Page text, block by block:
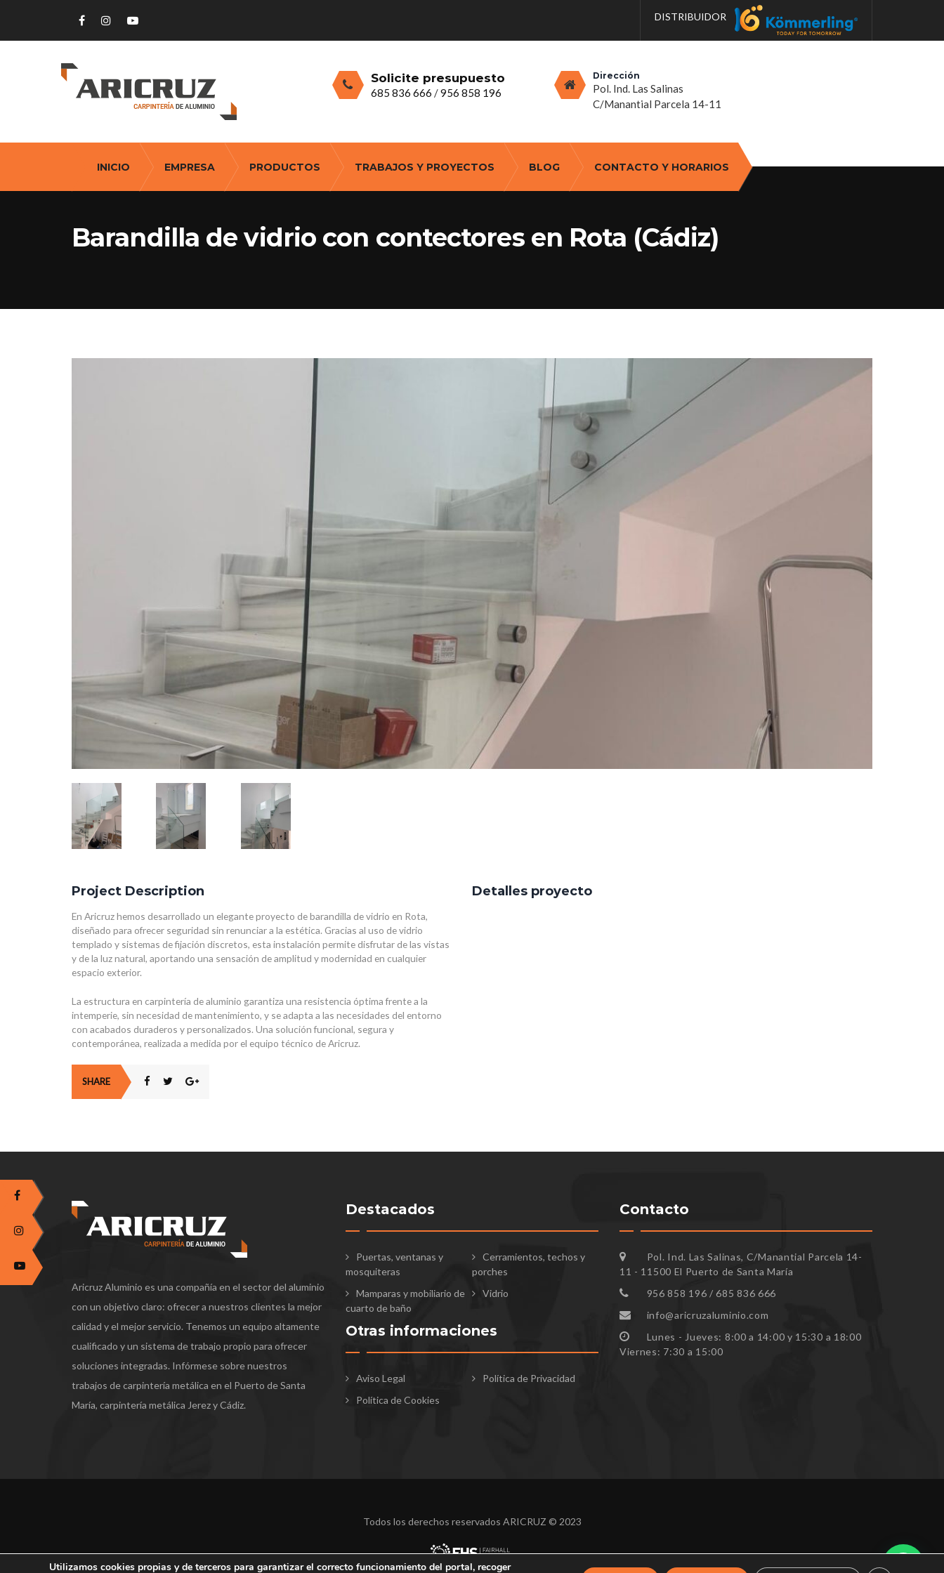
DISTRIBUIDOR
Solicite presupuesto
685 836 666 /956 858 196
Dirección
Pol. Ind. Las Salinas
C/Manantial Parcela 14-11
INICIO EMPRESA PRODUCTOS TRABAJOS Y PROYECTOS BLOG CONTACTO Y HORARIOS
Barandilla de vidrio con contectores en Rota (Cádiz)
Project Description
En Aricruz hemos desarrollado un elegante proyecto de barandilla de vidrio en Rota,
diseñado para ofrecer seguridad sin renunciar a la estética. Gracias al uso de vidrio
templado y sistemas de fijación discretos, esta instalación permite disfrutar de las vistas
y de la luz natural, aportando una sensación de amplitud y modernidad en cualquier
espacio exterior.
La estructura en carpintería de aluminio garantiza una resistencia óptima frente a la
intemperie, sin necesidad de mantenimiento, y se adapta a las necesidades del entorno
con acabados duraderos y personalizados. Una solución funcional, segura y
contemporánea, realizada a medida por el equipo técnico de Aricruz.
Detalles proyecto
SHARE
Aricruz Aluminio es una compañía en el sector del aluminio
con un objetivo claro: ofrecer a nuestros clientes la mejor
calidad y el mejor servicio. Tenemos un equipo altamente
cualificado y un sistema de trabajo propio para ofrecer
soluciones integradas. Infórmese sobre nuestros
trabajos de carpintería metálica en el Puerto de Santa
María, carpintería metálica Jerez y Cádiz.
Destacados
Puertas, ventanas y
mosquiteras
Cerramientos, techos y
porches
Mamparas y mobiliario de
cuarto de baño
Vidrio
Otras informaciones
Aviso Legal
Política de Privacidad
Política de Cookies
Contacto
Pol. Ind. Las Salinas, C/Manantial Parcela 14-
11 - 11500 El Puerto de Santa María
956 858 196 / 685 836 666
info@aricruzaluminio.com
Lunes - Jueves: 8:00 a 14:00 y 15:30 a 18:00
Viernes: 7:30 a 15:00
Todos los derechos reservados ARICRUZ © 2023
Utilizamos cookies propias y de terceros para garantizar el correcto funcionamiento del portal, recoger